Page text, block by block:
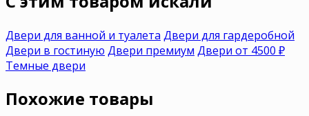
Двери для ванной и туалета Двери для гардеробной
Двери в гостиную Двери премиум Двери от 4500 ₽
Темные двери
Похожие товары